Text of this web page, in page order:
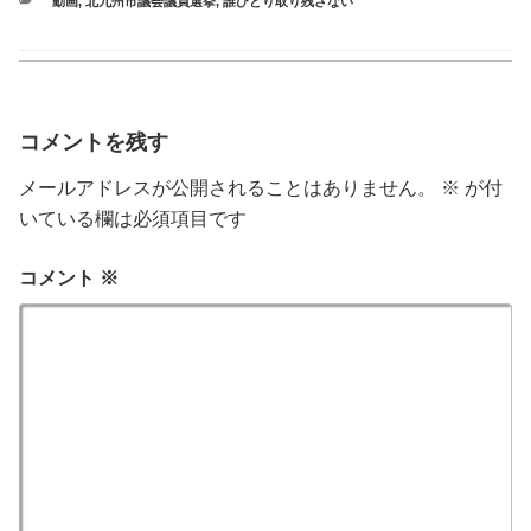
コメントを残す
メールアドレスが公開されることはありません。 ※ が付
いている欄は必須項目です
コメント ※